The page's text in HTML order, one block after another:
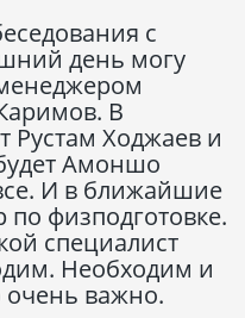
с
день могу
В
Рустам Ходжаев и
Амоншо
И в ближайшие
по физподготовке.
специалист
Необходим и
важно.